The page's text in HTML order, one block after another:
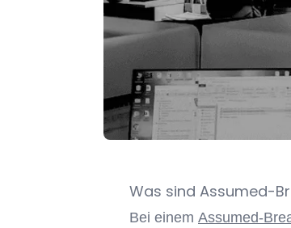
Was sind Assumed-
Bei einem Assumed-